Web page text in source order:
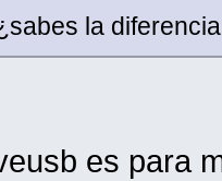
la
es para